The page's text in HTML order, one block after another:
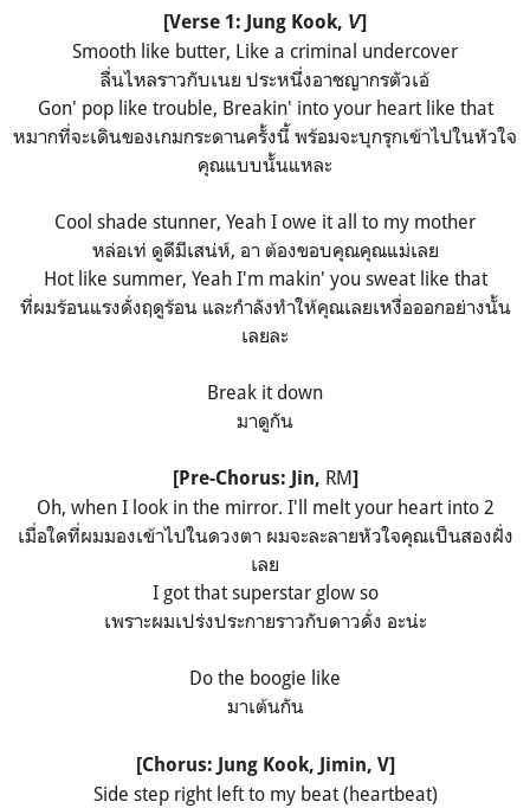
[Verse 1: Jung Kook, V]
Smooth like butter, Like a criminal undercover
ลื่นไหลราวกับเนย ประหนึ่งอาชญากรตัวเอ้
Gon' pop like trouble, Breakin' into your heart like that
หมากที่จะเดินของเกมกระดานครั้งนี้ พร้อมจะบุกรุกเข้าไปในหัวใจ
คุณแบบนั้นแหละ
Cool shade stunner, Yeah I owe it all to my mother
หล่อเท่ ดูดีมีเสน่ห์, อา ต้องขอบคุณคุณแม่เลย
Hot like summer, Yeah I'm makin' you sweat like that
ที่ผมร้อนแรงดั่งฤดูร้อน และกำลังทำให้คุณเลยเหงื่อออกอย่างนั้น
เลยละ
Break it down
มาดูกัน
[Pre-Chorus: Jin, RM]
Oh, when I look in the mirror. I'll melt your heart into 2
เมื่อใดที่ผมมองเข้าไปในดวงตา ผมจะละลายหัวใจคุณเป็นสองฝั่ง
เลย
I got that superstar glow so
เพราะผมเปร่งประกายราวกับดาวดั่ง อะน่ะ
Do the boogie like
มาเต้นกัน
[Chorus: Jung Kook, Jimin, V]
Side step right left to my beat (heartbeat)